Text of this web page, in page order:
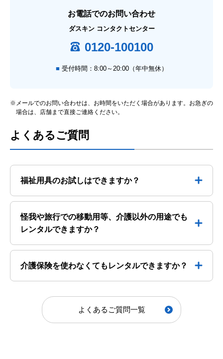
お電話でのお問い合わせ
ダスキン コンタクトセンター
0120-100100
受付時間：8:00～20:00（年中無休）
※メールでのお問い合わせは、お時間をいただく場合があります。お急ぎの
場合は、店舗まで直接ご連絡ください。
よくあるご質問
福祉用具のお試しはできますか？
怪我や旅行での移動用等、介護以外の用途でも
レンタルできますか？
介護保険を使わなくてもレンタルできますか？
よくあるご質問一覧